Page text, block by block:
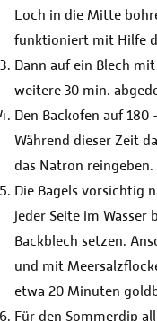
Loch in die Mitte
funktioniert mit Hilfe
Dann auf ein Blech
weitere 30 min.
Den Backofen auf
Während dieser Zeit
das Natron reingeben.
Die Bagels vorsichtig
jeder Seite im Wasser
Backblech setzen.
und mit
etwa 20 Minuten
Für den Sommerdip